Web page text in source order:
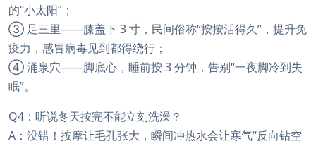
的“小太阳”；
③ 足三里——膝盖下 3 寸，民间俗称“按按活得久”，提升免
疫力，感冒病毒见到都得绕行；
④ 涌泉穴——脚底心，睡前按 3 分钟，告别“一夜脚冷到失
眠”。
Q4：听说冬天按完不能立刻洗澡？
A：没错！按摩让毛孔张大，瞬间冲热水会让寒气“反向钻空